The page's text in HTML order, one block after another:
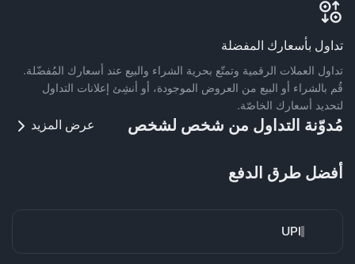
تداول بأسعارك المفضلة
تداول العملات الرقمية وتمتّع بحرية الشراء والبيع عند أسعارك المُفضّلة.
قُم بالشراء أو البيع من العروض الموجودة، أو أنشِئ إعلانات التداول
لتحديد أسعارك الخاصّة.
مُدوّنة التداول من شخص لشخص عرض المزيد
أفضل طرق الدفع
UPI